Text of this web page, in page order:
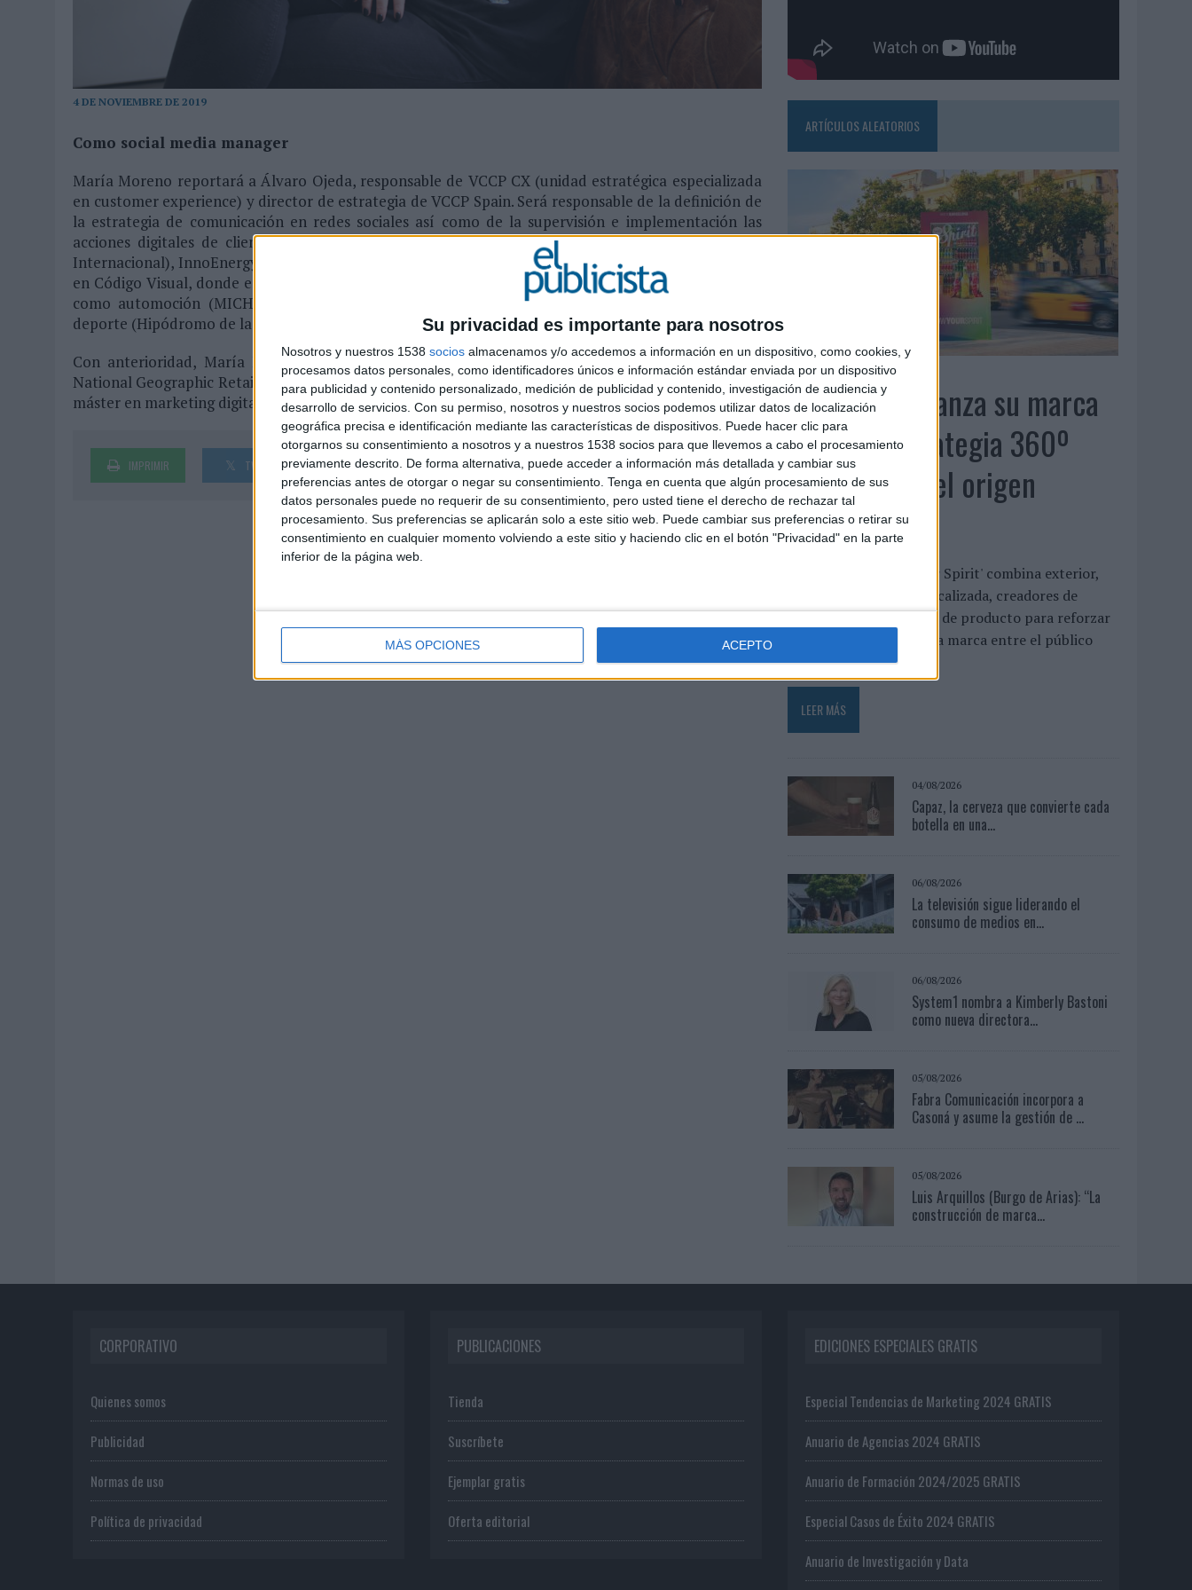
Su privacidad es importante para nosotros
Nosotros y nuestros 1538 socios almacenamos y/o accedemos a información en un dispositivo, como cookies, y
procesamos datos personales, como identificadores únicos e información estándar enviada por un dispositivo
para publicidad y contenido personalizado, medición de publicidad y contenido, investigación de audiencia y
desarrollo de servicios. Con su permiso, nosotros y nuestros socios podemos utilizar datos de localización
geográfica precisa e identificación mediante las características de dispositivos. Puede hacer clic para
otorgarnos su consentimiento a nosotros y a nuestros 1538 socios para que llevemos a cabo el procesamiento
previamente descrito. De forma alternativa, puede acceder a información más detallada y cambiar sus
preferencias antes de otorgar o negar su consentimiento. Tenga en cuenta que algún procesamiento de sus
datos personales puede no requerir de su consentimiento, pero usted tiene el derecho de rechazar tal
procesamiento. Sus preferencias se aplicarán solo a este sitio web. Puede cambiar sus preferencias o retirar su
consentimiento en cualquier momento volviendo a este sitio y haciendo clic en el botón "Privacidad" en la parte
inferior de la página web.
MÁS OPCIONES ACEPTO
‘LA ÚNICA CERVEZA DEL MUNDO QUE SE DISFRUTA DOS VECES’, DE INUSUALY PARA CERVEZA CAPAZ
EL MÁLAGA CF CULMINA SU TRILOGÍA DE MARCA CON UNA CAMPAÑA QUE CELEBRA SU REGRESO A PRIMERA DIVISIÓN
4 DE NOVIEMBRE DE 2019
Como social media manager
María Moreno reportará a Álvaro Ojeda, responsable de VCCP CX (unidad estratégica especializada
en customer experience) y director de estrategia de VCCP Spain. Será responsable de la definición de
la estrategia de comunicación en redes sociales así como de la supervisión e implementación las
acciones digitales de clientes como Grupo Mahou-San Miguel (San Miguel y Cervezas Alhambra
Internacional), InnoEnergy y ALSA, entre otros clientes. Se incorpora a VCCP Spain desde la agencia
en Código Visual, donde era responsable de la estrategia digital para clientes de diferentes sectores,
como automoción (MICHELIN Tyres y MICHELIN Motorcycle), gastronomía (GUÍA MICHELIN),
deporte (Hipódromo de la Zarzuela) y tercer sector (Fundación Aladina y Plan Internacional).
Con anterioridad, María Moreno formó parte del equipo de desarrollo de acciones digitales de
National Geographic Retail. Es licenciada en publicidad por la Universidad de Sevilla y ha realizado un
máster en marketing digital, comunicación & e-business management en el IED.
IMPRIMIR TWEET SHARE SHARE ENVIAR PIN
ARTÍCULOS ALEATORIOS
07/08/2026
MG Spirit relanza su marca
con una estrategia 360º
centrada en el origen
barcelonés
La campaña 'Show Your Spirit' combina exterior,
publicidad digital geolocalizada, creadores de
contenido e innovación de producto para reforzar
el posicionamiento de la marca entre el público
joven ...
LEER MÁS
04/08/2026
Capaz, la cerveza que convierte cada
botella en una...
06/08/2026
La televisión sigue liderando el
consumo de medios en...
06/08/2026
System1 nombra a Kimberly Bastoni
como nueva directora...
05/08/2026
Fabra Comunicación incorpora a
Casoná y asume la gestión de ...
05/08/2026
Luis Arquillos (Burgo de Arias): “La
construcción de marca...
CORPORATIVO
Quienes somos
Publicidad
Normas de uso
Política de privacidad
PUBLICACIONES
Tienda
Suscríbete
Ejemplar gratis
Oferta editorial
EDICIONES ESPECIALES GRATIS
Especial Tendencias de Marketing 2024 GRATIS
Anuario de Agencias 2024 GRATIS
Anuario de Formación 2024/2025 GRATIS
Especial Casos de Éxito 2024 GRATIS
Anuario de Investigación y Data